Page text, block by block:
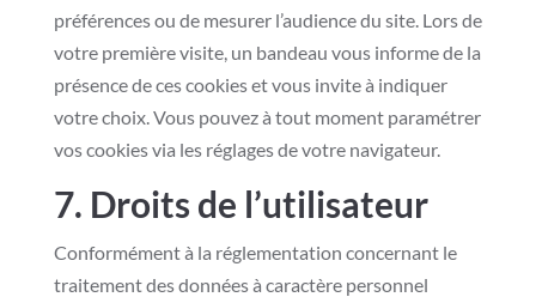
préférences ou de mesurer l’audience du site. Lors de
votre première visite, un bandeau vous informe de la
présence de ces cookies et vous invite à indiquer
votre choix. Vous pouvez à tout moment paramétrer
vos cookies via les réglages de votre navigateur.
7. Droits de l’utilisateur
Conformément à la réglementation concernant le
traitement des données à caractère personnel